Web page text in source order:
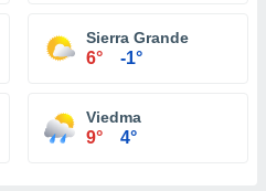
Sierra Grande
6° -1°
Viedma
9° 4°